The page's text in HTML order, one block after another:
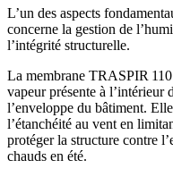
L’un des aspects
concerne la gestion de
l’intégrité structurelle.
La membrane TRASPIR 110
vapeur présente à l’intérieur
l’enveloppe du bâtiment.
l’étanchéité au vent en
protéger la structure contre
chauds en été.